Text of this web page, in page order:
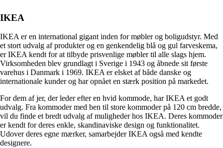
IKEA
IKEA er en international gigant inden for møbler og boligudstyr. Med
et stort udvalg af produkter og en genkendelig blå og gul farveskema,
er IKEA kendt for at tilbyde prisvenlige møbler til alle slags hjem.
Virksomheden blev grundlagt i Sverige i 1943 og åbnede sit første
varehus i Danmark i 1969. IKEA er elsket af både danske og
internationale kunder og har opnået en stærk position på markedet.
For dem af jer, der leder efter en hvid kommode, har IKEA et godt
udvalg. Fra kommoder med ben til store kommoder på 120 cm bredde,
vil du finde et bredt udvalg af muligheder hos IKEA. Deres kommoder
er kendt for deres enkle, skandinaviske design og funktionalitet.
Udover deres egne mærker, samarbejder IKEA også med kendte
designere.